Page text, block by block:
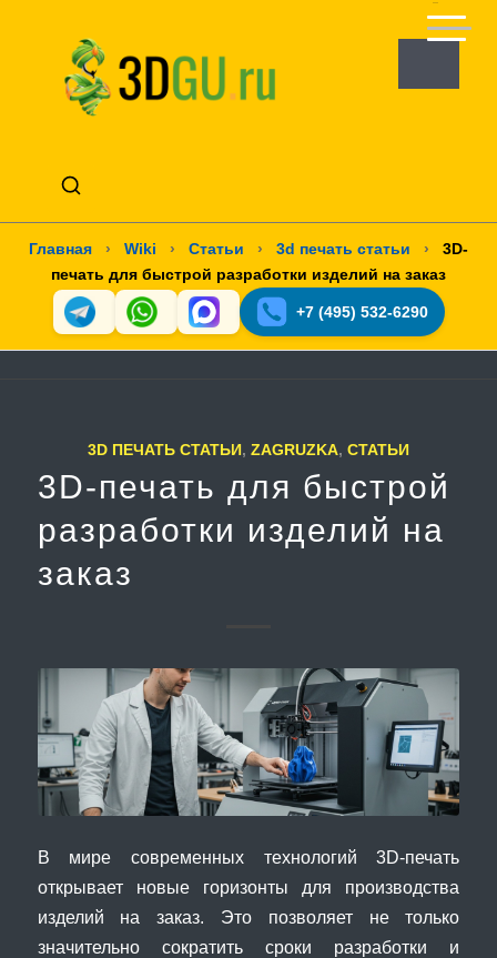
Главная › Wiki › Статьи › 3d печать статьи ›
3D-
печать для быстрой разработки изделий на заказ
+7 (495) 532-6290
3D ПЕЧАТЬ СТАТЬИ, ZAGRUZKA, СТАТЬИ
3D-печать для быстрой
разработки изделий на
заказ
В мире современных технологий 3D-печать
открывает новые горизонты для производства
изделий на заказ. Это позволяет не только
значительно сократить сроки разработки и